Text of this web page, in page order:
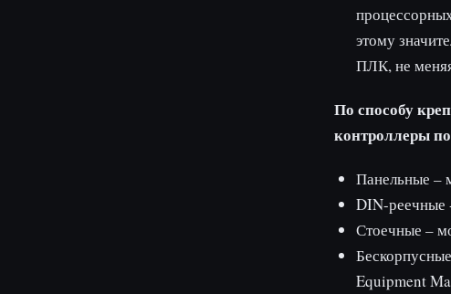
этому
ПЛК, не
По способу
контроллеры
Панельные –
DIN-реечные
Стоечные –
Equipment